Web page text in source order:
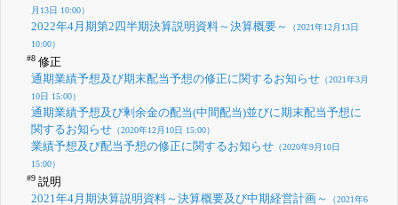
月13日 10:00）
2022年4月期第2四半期決算説明資料～決算概要～
（2021年12月13日
10:00）
#8修正
通期業績予想及び期末配当予想の修正に関するお知らせ（2021年3月
10日 15:00）
通期業績予想及び剰余金の配当(中間配当)並びに期末配当予想に
関するお知らせ（2020年12月10日 15:00）
業績予想及び配当予想の修正に関するお知らせ（2020年9月10日
15:00）
#9説明
2021年4月期決算説明資料～決算概要及び中期経営計画～
（2021年6